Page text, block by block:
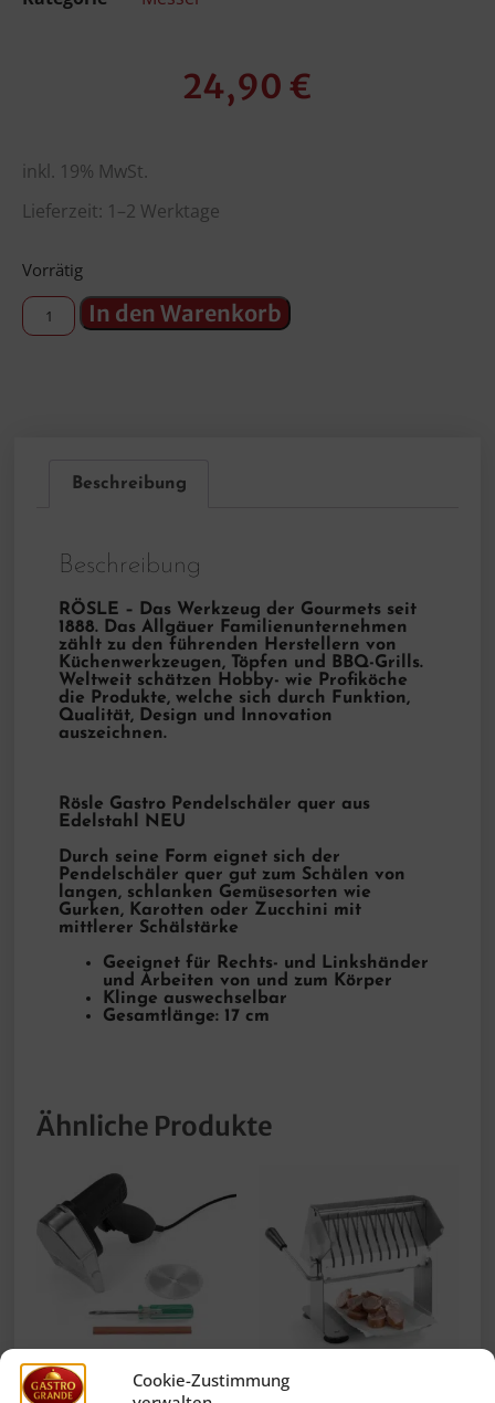
Cookie-Zustimmung
24,90 €
inkl. 19% MwSt.
Lieferzeit: 1–2 Werktage
Vorrätig
In den Warenkorb
Beschreibung
Beschreibung
RÖSLE – Das Werkzeug der Gourmets seit
1888. Das Allgäuer Familienunternehmen
zählt zu den führenden Herstellern von
Küchenwerkzeugen, Töpfen und BBQ-Grills.
Weltweit schätzen Hobby- wie Profiköche
die Produkte, welche sich durch Funktion,
Qualität, Design und Innovation
auszeichnen.
Rösle Gastro Pendelschäler quer aus
Edelstahl NEU
Durch seine Form eignet sich der
Pendelschäler quer gut zum Schälen von
langen, schlanken Gemüsesorten wie
Gurken, Karotten oder Zucchini mit
mittlerer Schälstärke
Geeignet für Rechts- und Linkshänder
und Arbeiten von und zum Körper
Klinge auswechselbar
Gesamtlänge: 17 cm
Ähnliche Produkte